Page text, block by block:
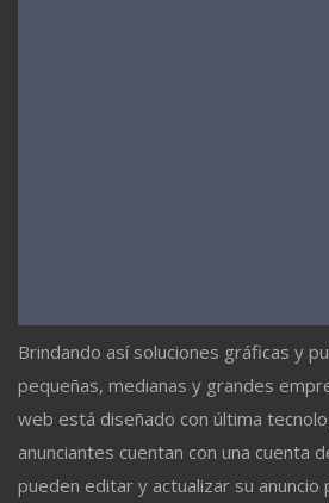
Brindando así soluciones gráficas y
pequeñas, medianas y grandes
web está diseñado con última
anunciantes cuentan con una cuenta
pueden editar y actualizar su anuncio